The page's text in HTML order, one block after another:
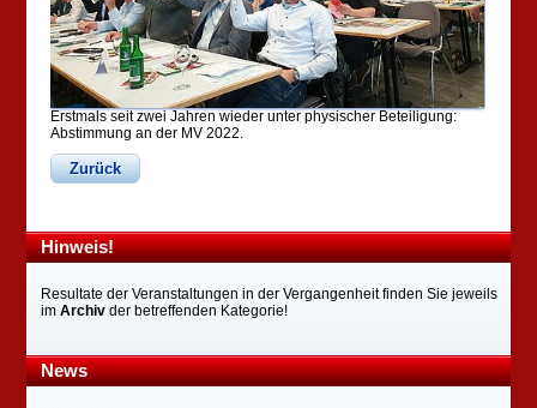
Erstmals seit zwei Jahren wieder unter physischer Beteiligung:
Abstimmung an der MV 2022.
Zurück
Hinweis!
Resultate der Veranstaltungen in der Vergangenheit finden Sie jeweils
imArchiv der betreffenden Kategorie!
News